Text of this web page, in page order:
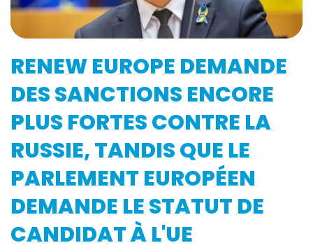
RENEW EUROPE DEMANDE
DES SANCTIONS ENCORE
PLUS FORTES CONTRE LA
RUSSIE, TANDIS QUE LE
PARLEMENT EUROPÉEN
DEMANDE LE STATUT DE
CANDIDAT À L'UE